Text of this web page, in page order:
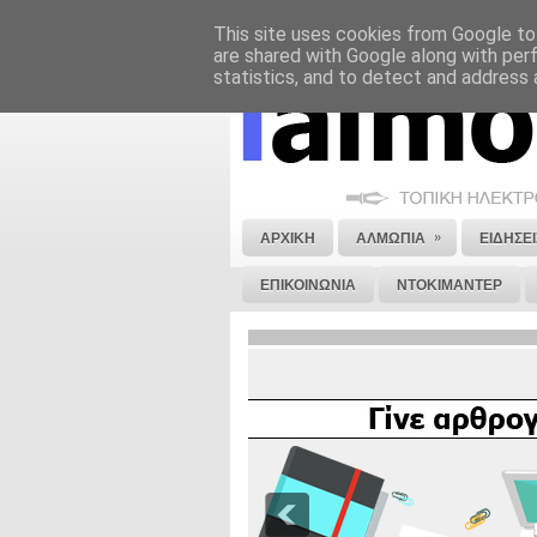
ΝΟΜΙΚΗ ΣΗΜΕΙΩΣΗ ΔΙΑΦΗΜΙΣΗ
ΑΡΧΙΚΗ ΑΛΜΩΠΙΑ »
ΕΠΙΚΟΙΝΩΝΙΑ ΝΤΟΚΙΜΑΝΤΕΡ
This site uses cookies from Google
are shared with Google along with
statistics, and to detect and address